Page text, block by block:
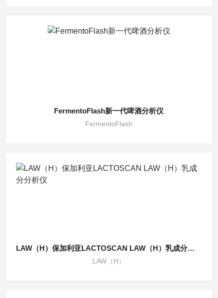
FermentoFlash新一代啤酒分析仪
FermentoFlash
LAW（H）保加利亚LACTOSCAN LAW（H）乳成分分析仪
LAW（H）